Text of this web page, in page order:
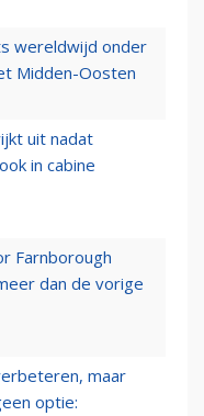
wereldwijd onder
Midden-Oosten
uit nadat
in cabine
Farnborough
dan de vorige
maar
optie: